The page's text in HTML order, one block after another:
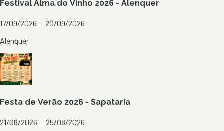
Festival Alma do Vinho 2026 - Alenquer
17/09/2026 — 20/09/2026
Alenquer
Festa de Verão 2026 - Sapataria
21/08/2026 — 25/08/2026